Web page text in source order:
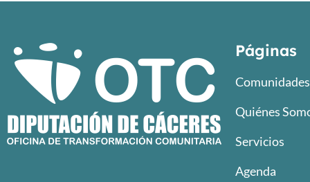
Páginas
Quiénes
Servicios
Agenda